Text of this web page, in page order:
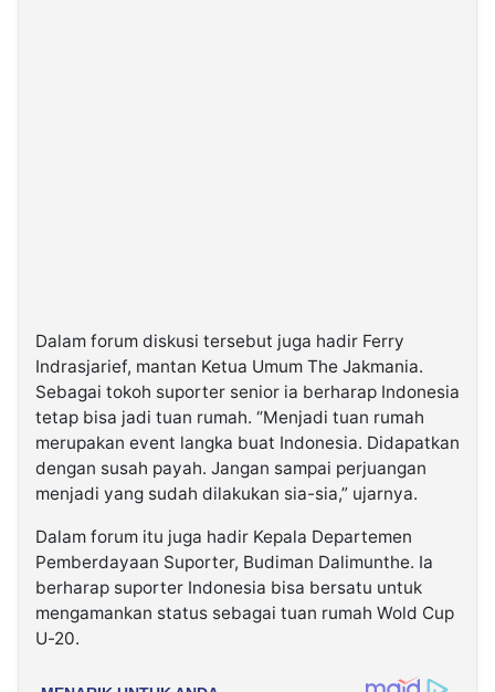
Dalam forum diskusi tersebut juga hadir Ferry
Indrasjarief, mantan Ketua Umum The Jakmania.
Sebagai tokoh suporter senior ia berharap Indonesia
tetap bisa jadi tuan rumah. “Menjadi tuan rumah
merupakan event langka buat Indonesia. Didapatkan
dengan susah payah. Jangan sampai perjuangan
menjadi yang sudah dilakukan sia-sia,” ujarnya.
Dalam forum itu juga hadir Kepala Departemen
Pemberdayaan Suporter, Budiman Dalimunthe. Ia
berharap suporter Indonesia bisa bersatu untuk
mengamankan status sebagai tuan rumah Wold Cup
U-20.